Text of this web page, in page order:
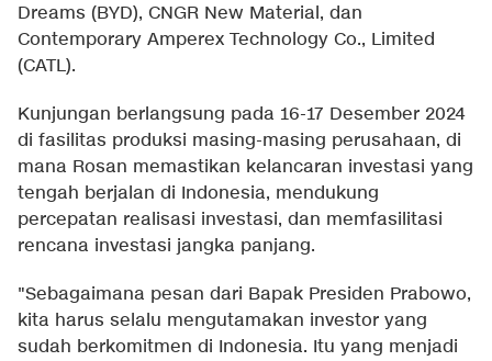
Dreams (BYD), CNGR New Material, dan
Contemporary Amperex Technology Co., Limited
(CATL).
Kunjungan berlangsung pada 16-17 Desember 2024
di fasilitas produksi masing-masing perusahaan, di
mana Rosan memastikan kelancaran investasi yang
tengah berjalan di Indonesia, mendukung
percepatan realisasi investasi, dan memfasilitasi
rencana investasi jangka panjang.
"Sebagaimana pesan dari Bapak Presiden Prabowo,
kita harus selalu mengutamakan investor yang
sudah berkomitmen di Indonesia. Itu yang menjadi